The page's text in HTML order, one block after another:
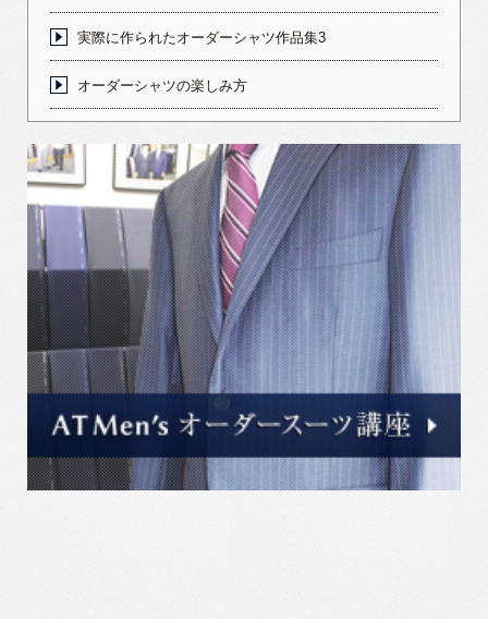
実際に作られたオーダーシャツ作品集3
オーダーシャツの楽しみ方